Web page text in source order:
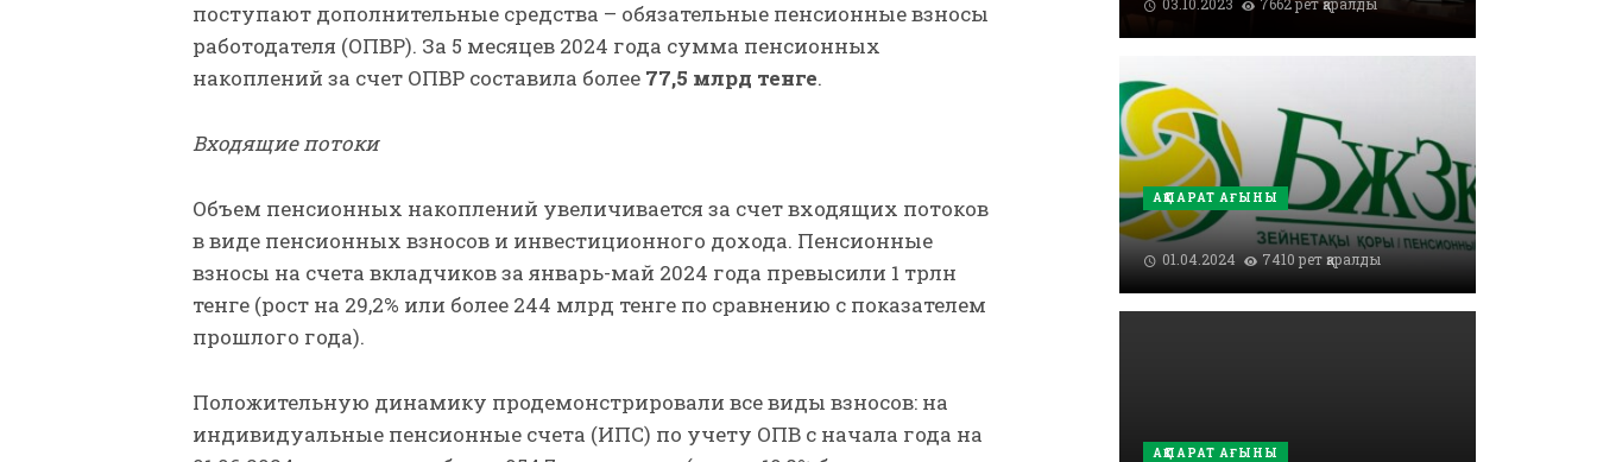
поступают дополнительные средства – обязательные пенсионные взносы
работодателя (ОПВР). За 5 месяцев 2024 года сумма пенсионных
накоплений за счет ОПВР составила более 77,5 млрд тенге.
Входящие потоки
Объем пенсионных накоплений увеличивается за счет входящих потоков
в виде пенсионных взносов и инвестиционного дохода. Пенсионные
взносы на счета вкладчиков за январь-май 2024 года превысили 1 трлн
тенге (рост на 29,2% или более 244 млрд тенге по сравнению с показателем
прошлого года).
Положительную динамику продемонстрировали все виды взносов: на
индивидуальные пенсионные счета (ИПС) по учету ОПВ с начала года на
АҚПАРАТ АҒЫНЫ
01.04.2024 7410 рет қаралды
АҚПАРАТ АҒЫНЫ